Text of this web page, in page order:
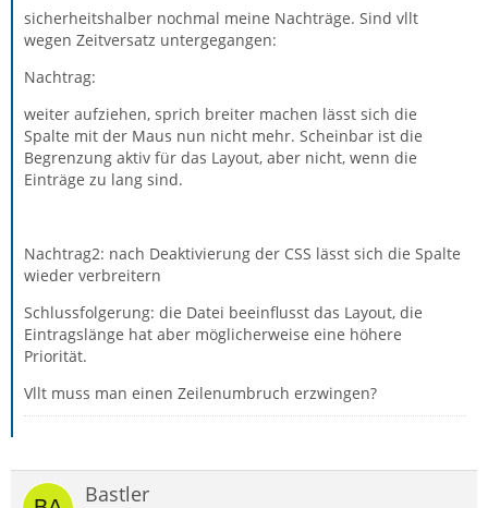
sicherheitshalber nochmal meine Nachträge. Sind vllt
wegen Zeitversatz untergegangen:
Nachtrag:
weiter aufziehen, sprich breiter machen lässt sich die
Spalte mit der Maus nun nicht mehr. Scheinbar ist die
Begrenzung aktiv für das Layout, aber nicht, wenn die
Einträge zu lang sind.
Nachtrag2: nach Deaktivierung der CSS lässt sich die Spalte
wieder verbreitern
Schlussfolgerung: die Datei beeinflusst das Layout, die
Eintragslänge hat aber möglicherweise eine höhere
Priorität.
Vllt muss man einen Zeilenumbruch erzwingen?
Bastler